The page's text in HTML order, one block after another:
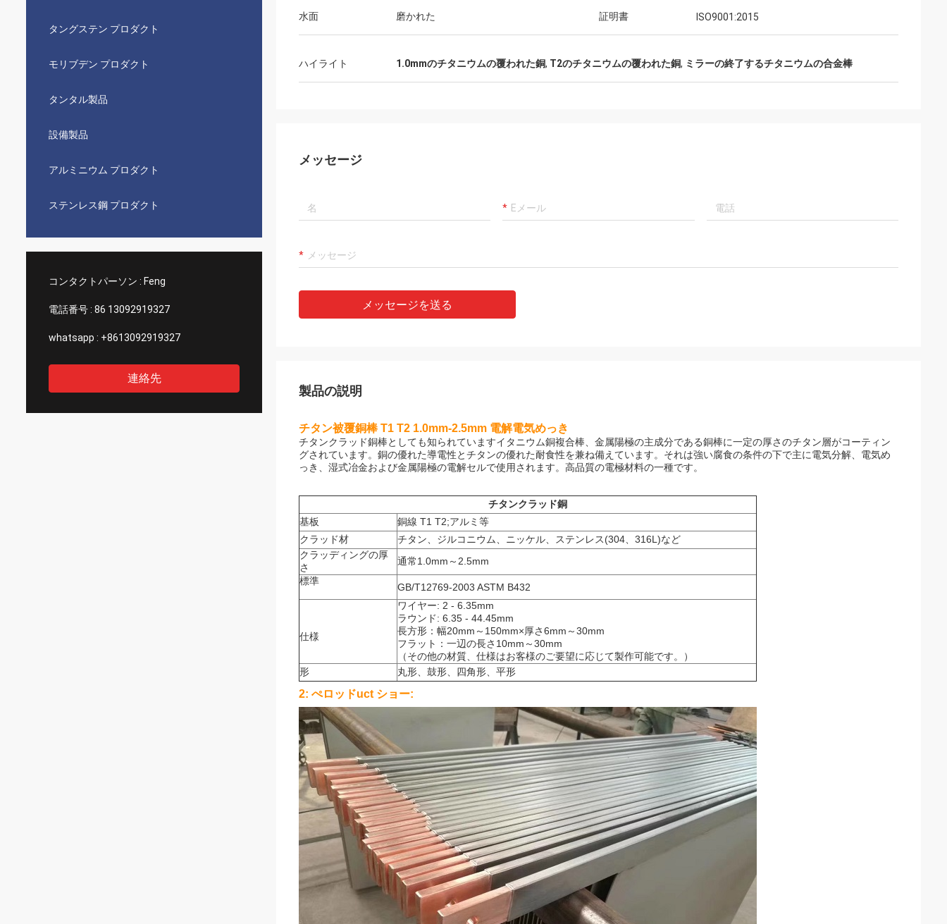
タングステン プロダクト
モリブデン プロダクト
タンタル製品
設備製品
アルミニウム プロダクト
ステンレス鋼 プロダクト
コンタクトパーソン : Feng
電話番号 : 86 13092919327
whatsapp : +8613092919327
連絡先
水面 磨かれた 証明書 ISO9001:2015
ハイライト 1.0mmのチタニウムの覆われた銅, T2のチタニウムの覆われた銅, ミラーの終了するチタニウムの合金棒
メッセージ
メッセージを送る
製品の説明
チタン被覆銅棒 T1 T2 1.0mm-2.5mm 電解電気めっき
チタンクラッド銅棒としても知られていますイタニウム銅複合棒、金属陽極の主成分である銅棒に一定の厚さのチタン層がコーティン
グされています。銅の優れた導電性とチタンの優れた耐食性を兼ね備えています。それは強い腐食の条件の下で主に電気分解、電気め
っき、湿式冶金および金属陽極の電解セルで使用されます。高品質の電極材料の一種です。
チタンクラッド銅
基板
銅線 T1 T2;アルミ等
クラッド材
チタン、ジルコニウム、ニッケル、ステンレス(304、316L)など
クラッディングの厚
さ
通常1.0mm～2.5mm
標準
GB/T12769-2003 ASTM B432
仕様
ワイヤー: 2 - 6.35mm
ラウンド: 6.35 - 44.45mm
長方形：幅20mm～150mm×厚さ6mm～30mm
フラット：一辺の長さ10mm～30mm
（その他の材質、仕様はお客様のご要望に応じて製作可能です。）
形
丸形、鼓形、四角形、平形
2: ぺロッドuct ショー: